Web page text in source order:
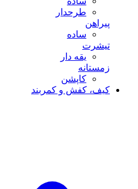
طرحدار
پیراهن
ساده
تیشرت
یقه دار
زمستانه
کاپشن
کیف، کفش و کمربند